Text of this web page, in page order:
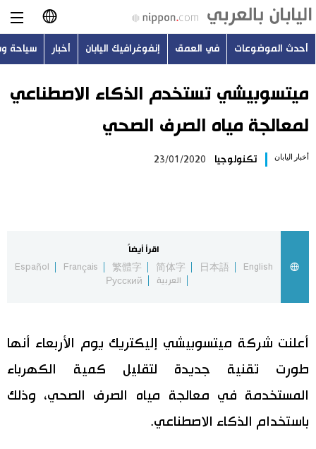
日本語
English
Русский
أحدث الموضوعات
اليابان في فيديو
مانغا وأنيمي
علوم وتكنولوجيا
أحدث الموضوعات في العمق إنفوغرافيك اليابان أخبار سياحة
ميتسوبيشي تستخدم الذكاء الاصطناعي
لمعالجة مياه الصرف الصحي
أخبار اليابان تكنولوجيا 23/01/2020
اقرأ أيضاً
English
日本語
简体字
繁體字
Français
Español
العربية
Русский
أعلنت شركة ميتسوبيشي إليكتريك يوم الأربعاء أنها
طورت تقنية جديدة لتقليل كمية الكهرباء
المستخدمة في معالجة مياه الصرف الصحي، وذلك
باستخدام الذكاء الاصطناعي.